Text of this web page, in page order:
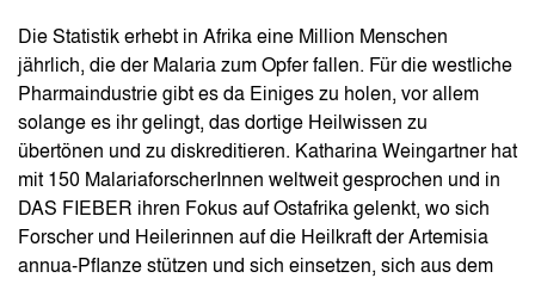
Die Statistik erhebt in Afrika eine Million Menschen
jährlich, die der Malaria zum Opfer fallen. Für die westliche
Pharmaindustrie gibt es da Einiges zu holen, vor allem
solange es ihr gelingt, das dortige Heilwissen zu
übertönen und zu diskreditieren. Katharina Weingartner hat
mit 150 MalariaforscherInnen weltweit gesprochen und in
DAS FIEBER ihren Fokus auf Ostafrika gelenkt, wo sich
Forscher und Heilerinnen auf die Heilkraft der Artemisia
annua-Pflanze stützen und sich einsetzen, sich aus dem